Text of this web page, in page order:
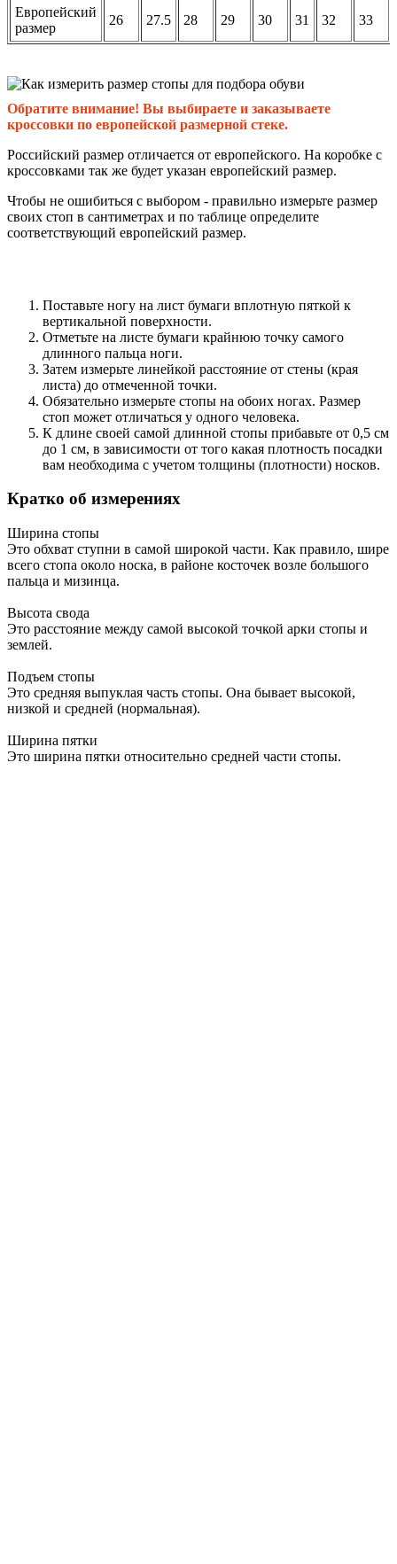
Европейский
размер
26 27.5 28 29 30 31 32 33
Обратите внимание! Вы выбираете и заказываете
кроссовки по европейской размерной стеке.
Российский размер отличается от европейского. На коробке с
кроссовками так же будет указан европейский размер.
Чтобы не ошибиться с выбором - правильно измерьте размер
своих стоп в сантиметрах и по таблице определите
соответствующий европейский размер.
Поставьте ногу на лист бумаги вплотную пяткой к
вертикальной поверхности.
Отметьте на листе бумаги крайнюю точку самого
длинного пальца ноги.
Затем измерьте линейкой расстояние от стены (края
листа) до отмеченной точки.
Обязательно измерьте стопы на обоих ногах. Размер
стоп может отличаться у одного человека.
К длине своей самой длинной стопы прибавьте от 0,5 см
до 1 см, в зависимости от того какая плотность посадки
вам необходима с учетом толщины (плотности) носков.
Кратко об измерениях
Ширина стопы
Это обхват ступни в самой широкой части. Как правило, шире
всего стопа около носка, в районе косточек возле большого
пальца и мизинца.
Высота свода
Это расстояние между самой высокой точкой арки стопы и
землей.
Подъем стопы
Это средняя выпуклая часть стопы. Она бывает высокой,
низкой и средней (нормальная).
Ширина пятки
Это ширина пятки относительно средней части стопы.